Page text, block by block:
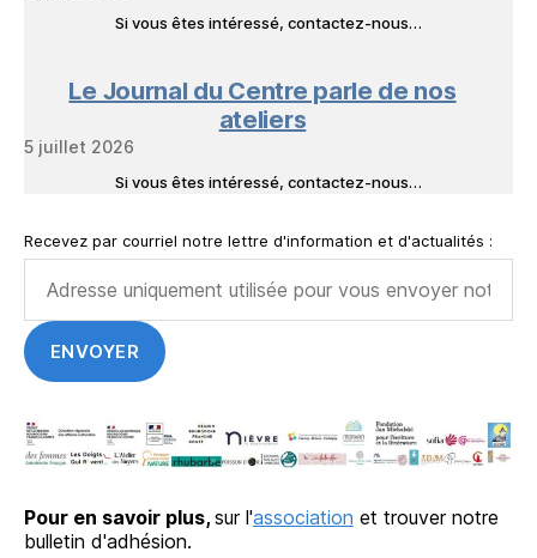
Si vous êtes intéressé, contactez-nous…
Le Journal du Centre parle de nos
ateliers
5 juillet 2026
Si vous êtes intéressé, contactez-nous…
Recevez par courriel notre lettre d'information et d'actualités :
Pour en savoir plus, sur l'association et trouver notre
bulletin d'adhésion.